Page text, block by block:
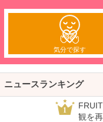
気分で探す
ニュースランキング
1
観を